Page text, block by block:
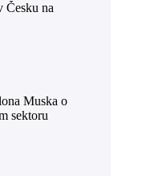
Česku na
Muska o
sektoru